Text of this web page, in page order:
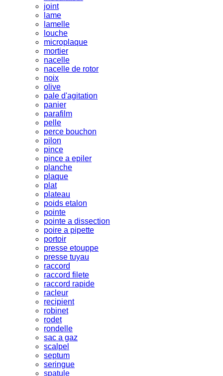
joint
lame
lamelle
louche
microplaque
mortier
nacelle
nacelle de rotor
noix
olive
pale d'agitation
panier
parafilm
pelle
perce bouchon
pilon
pince
pince a epiler
planche
plaque
plat
plateau
poids etalon
pointe
pointe a dissection
poire a pipette
portoir
presse etouppe
presse tuyau
raccord
raccord filete
raccord rapide
racleur
recipient
robinet
rodet
rondelle
sac a gaz
scalpel
septum
seringue
spatule